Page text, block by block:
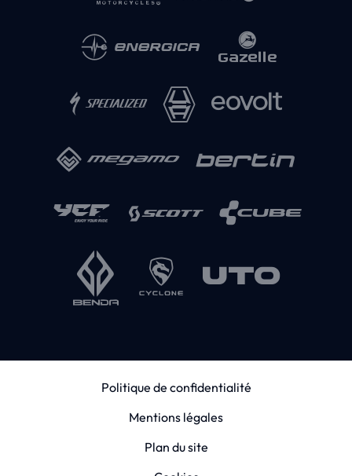
Politique de confidentialité
Mentions légales
Plan du site